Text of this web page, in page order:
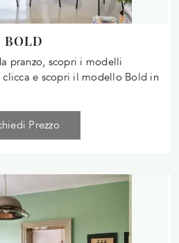
BOLD
pranzo, scopri i modelli
e scopri il modello Bold in
Prezzo